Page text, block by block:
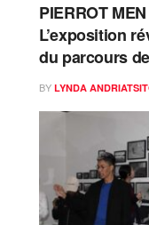
PIERROT
L’exposition
du parcours
BY LYNDA